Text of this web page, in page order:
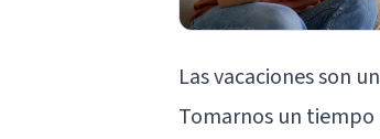
Las vacaciones son
Tomarnos un tiempo